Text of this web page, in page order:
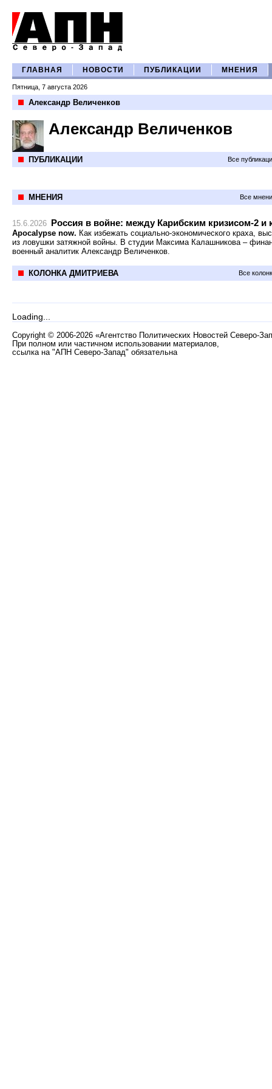
ГЛАВНАЯ НОВОСТИ ПУБЛИКАЦИИ МНЕНИЯ
Пятница, 7 августа 2026
Александр Величенков
Александр Величенков
ПУБЛИКАЦИИ Все
МНЕНИЯ Все
15.6.2026 Россия в войне: между Карибским кризисом-2 и
Apocalypse now. Как избежать социально-экономического краха,
из ловушки затяжной войны. В студии Максима Калашникова –
военный аналитик Александр Величенков.
КОЛОНКА ДМИТРИЕВА Все
Loading...
Copyright © 2006-2026 «Агентство Политических Новостей Северо-
При полном или частичном использовании материалов,
ссылка на "АПН Северо-Запад" обязательна